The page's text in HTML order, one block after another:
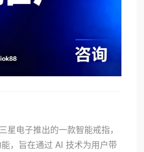
星电子推出的一款智能戒指，
，旨在通过 AI 技术为用户带